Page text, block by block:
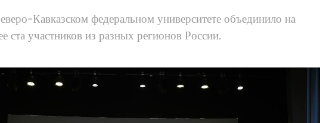
Кавказском федеральном университете объединило на
ста участников из разных регионов России.